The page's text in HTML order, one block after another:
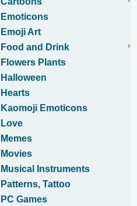
Emoticons
Emoji Art
Food and Drink
Flowers Plants
Halloween
Hearts
Kaomoji Emoticons
Love
Memes
Movies
Musical Instruments
Patterns, Tattoo
PC Games